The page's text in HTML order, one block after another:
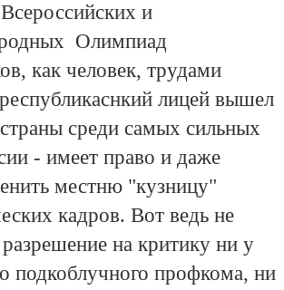
и
Олимпиад
как человек, трудами
лицей вышел
среди самых сильных
- имеет право и даже
местню "кузницу"
кадров. Вот ведь не
на критику ни у
подкоблучного профкома, ни